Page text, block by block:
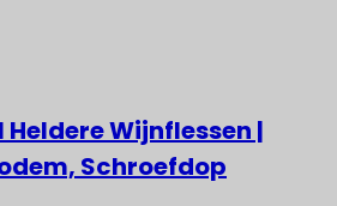
Heldere Wijnflessen |
Schroefdop